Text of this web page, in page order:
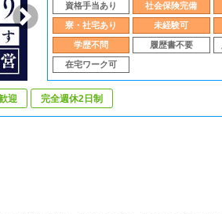
資格手当あり 社会保険完備
寮・社宅あり 未経験可
学歴不問 履歴書不要
在宅ワーク可
迎 完全週休2日制